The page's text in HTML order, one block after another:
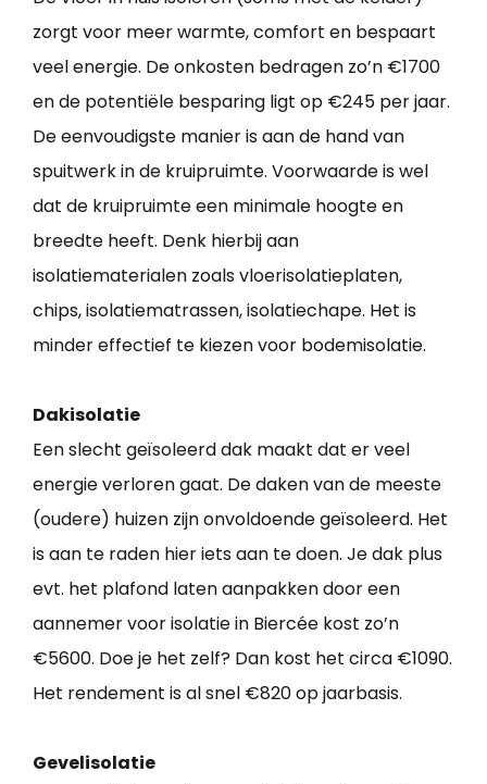
zorgt voor meer warmte, comfort en bespaart
veel energie. De onkosten bedragen zo’n €1700
en de potentiële besparing ligt op €245 per jaar.
De eenvoudigste manier is aan de hand van
spuitwerk in de kruipruimte. Voorwaarde is wel
dat de kruipruimte een minimale hoogte en
breedte heeft. Denk hierbij aan
isolatiematerialen zoals vloerisolatieplaten,
chips, isolatiematrassen, isolatiechape. Het is
minder effectief te kiezen voor bodemisolatie.
Dakisolatie
Een slecht geïsoleerd dak maakt dat er veel
energie verloren gaat. De daken van de meeste
(oudere) huizen zijn onvoldoende geïsoleerd. Het
is aan te raden hier iets aan te doen. Je dak plus
evt. het plafond laten aanpakken door een
aannemer voor isolatie in Biercée kost zo’n
€5600. Doe je het zelf? Dan kost het circa €1090.
Het rendement is al snel €820 op jaarbasis.
Gevelisolatie